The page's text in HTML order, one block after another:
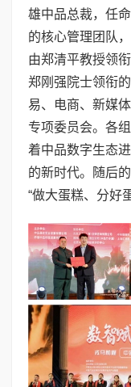
雄中品总裁，任
的核心管理团队
由郑清平教授领
郑刚强院士领衔
易、电商、新媒
专项委员会。各
着中品数字生态
的新时代。随后
“做大蛋糕、分好